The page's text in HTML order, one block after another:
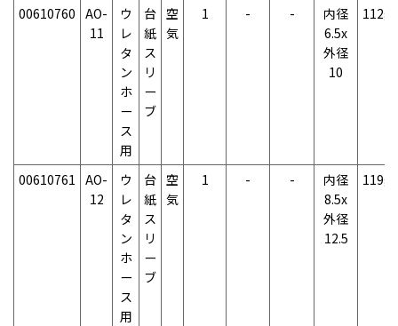
00610760 AO-
11
ウ
レ
タ
ン
ホ
ー
ス
用
台
紙
ス
リ
ー
ブ
空
気
1 - -
内径
6.5x
外径
10
112g
00610761 AO-
12
ウ
レ
タ
ン
ホ
ー
ス
用
台
紙
ス
リ
ー
ブ
空
気
1 - -
内径
8.5x
外径
12.5
119g